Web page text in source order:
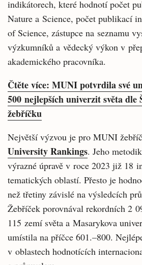
indikátorech, které hodnotí počet
Nature a Science, počet publikací
of Science, zástupce na seznamu
výzkumníků a vědecký výkon v
akademického pracovníka.
Čtěte více: MUNI potvrdila své
500 nejlepších univerzit světa dle
žebříčku
Největší výzvou je pro MUNI
University Rankings. Jeho
výrazné úpravě v roce 2023 již 18
tematických oblastí. Přesto je
než třetiny závislé na výsledcích
Žebříček porovnával rekordních 2
115 zemí světa a Masarykova
umístila na příčce 601.–800.
v oblastech hodnotících